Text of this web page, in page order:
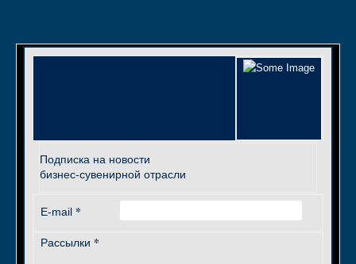
Подписка на новости
бизнес-сувенирной отрасли
E-mail *
Рассылки *